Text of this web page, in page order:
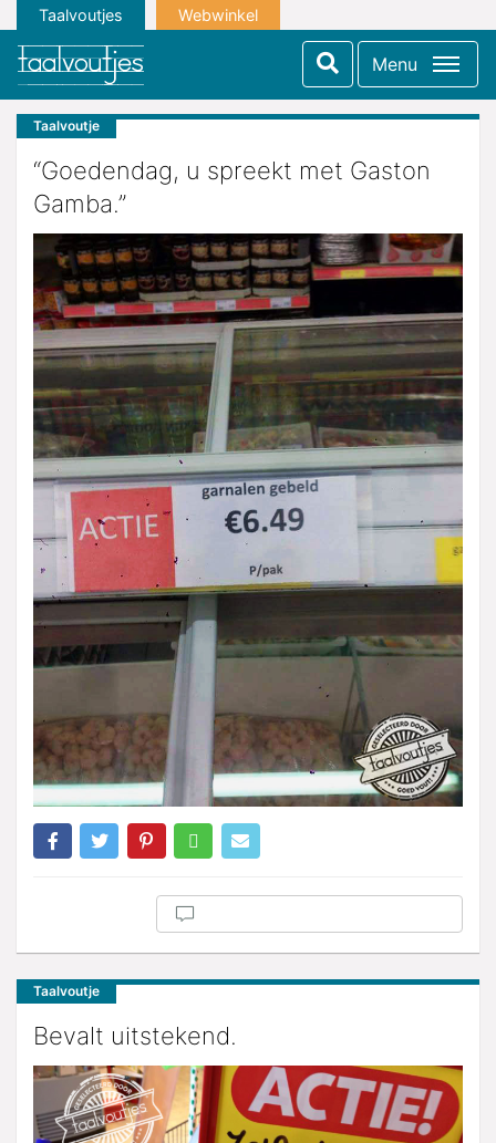
Taalvoutjes Webwinkel
Menu
Taalvoutje
“Goedendag, u spreekt met Gaston
Gamba.”
Taalvoutje
Bevalt uitstekend.